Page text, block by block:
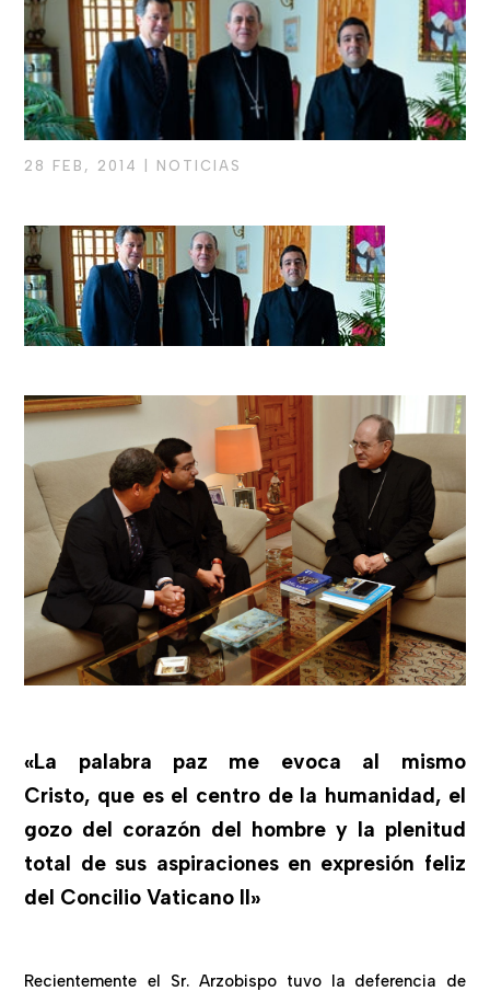
28 FEB, 2014 NOTICIAS
«La palabra paz me evoca al mismo
Cristo, que es el centro de la humanidad, el
gozo del corazón del hombre y la plenitud
total de sus aspiraciones en expresión feliz
del Concilio Vaticano II»
Recientemente el Sr. Arzobispo tuvo la deferencia de